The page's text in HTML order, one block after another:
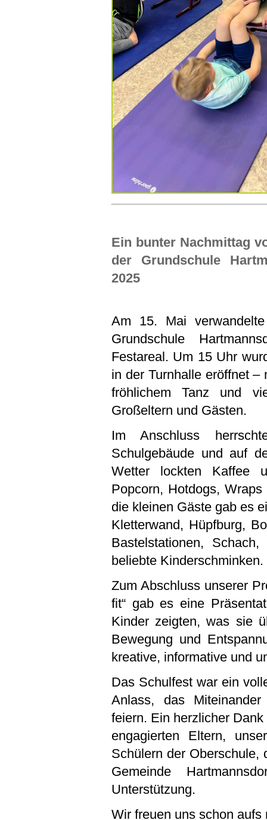
Ein bunter Nachmittag
der Grundschule
2025
Am 15. Mai
Grundschule
Festareal. Um 15 Uhr
in der Turnhalle eröffnet
fröhlichem Tanz und
Großeltern und Gästen.
Im Anschluss
Schulgebäude und auf
Wetter lockten Kaffee
Popcorn, Hotdogs,
die kleinen Gäste gab es
Kletterwand, Hüpfburg,
Bastelstationen,
beliebte Kinderschminken.
Zum Abschluss unserer
fit“ gab es eine
Kinder zeigten, was sie
Bewegung und
kreative, informative und
Das Schulfest war ein
Anlass, das
feiern. Ein herzlicher
engagierten Eltern,
Schülern der Oberschule,
Gemeinde
Unterstützung.
Wir freuen uns schon aufs